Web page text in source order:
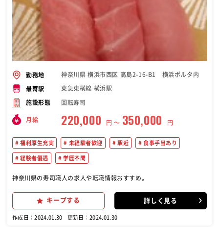
勤務地 神奈川県 横浜市西区 高島2-16-B1 横浜ポルタ内
最寄駅 東急東横線 横浜駅
施設形態 回転寿司
月給 220,000 円 〜 350,000 円
福利厚生充実 未経験者歓迎 駅近 食事手当あり
経験者優遇 学歴不問
神奈川県の寿司職人の求人や転職情報おすすめ。
キープする 詳しく見る
作成日：2024.01.30 更新日：2024.01.30